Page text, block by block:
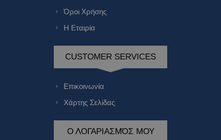
Όροι Χρήσης
Η Εταιρία
CUSTOMER SERVICES
Επικοινωνία
Χάρτης Σελίδας
Ο ΛΟΓΑΡΙΑΣΜΌΣ ΜΟΥ